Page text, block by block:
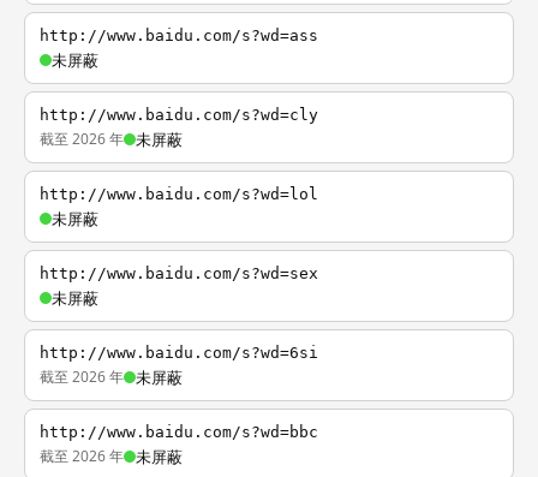
http://www.baidu.com/s?wd=ass
未屏蔽
http://www.baidu.com/s?wd=cly
截至 2026 年 未屏蔽
http://www.baidu.com/s?wd=lol
未屏蔽
http://www.baidu.com/s?wd=sex
未屏蔽
http://www.baidu.com/s?wd=6si
截至 2026 年 未屏蔽
http://www.baidu.com/s?wd=bbc
截至 2026 年 未屏蔽